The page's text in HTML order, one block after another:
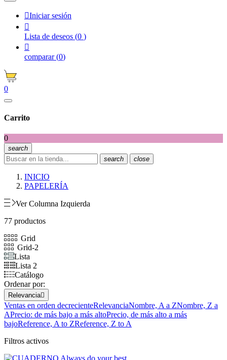
Iniciar sesión

Lista de deseos (0 )

comparar (0)
0
Carrito
0
search
search
close
INICIO
PAPELERÍA
Ver Columna Izquierda
77 productos
Grid
Grid-2
Lista
Lista 2
Catálogo
Ordenar por:
Relevancia
Ventas en orden decrecienteRelevanciaNombre, A a ZNombre, Z a
APrecio: de más bajo a más altoPrecio, de más alto a más
bajoReference, A to ZReference, Z to A
Filtros activos